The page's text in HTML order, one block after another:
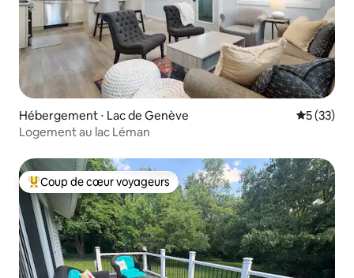
Hébergement ⋅ Lac de Genève
5 (33)
Logement au lac Léman
Coups de cœur voyageurs les plus appréciés
Coup de cœur voyageurs